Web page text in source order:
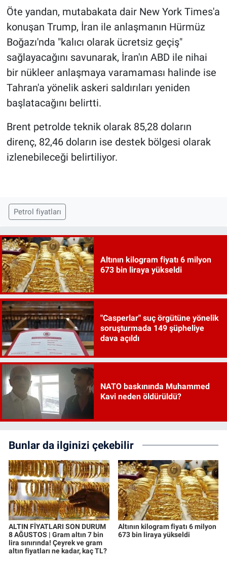
Öte yandan, mutabakata dair New York Times'a
konuşan Trump, İran ile anlaşmanın Hürmüz
Boğazı'nda "kalıcı olarak ücretsiz geçiş"
sağlayacağını savunarak, İran'ın ABD ile nihai
bir nükleer anlaşmaya varamaması halinde ise
Tahran'a yönelik askeri saldırıları yeniden
başlatacağını belirtti.
Brent petrolde teknik olarak 85,28 doların
direnç, 82,46 doların ise destek bölgesi olarak
izlenebileceği belirtiliyor.
Petrol fiyatları
Altının kilogram fiyatı 6 milyon
673 bin liraya yükseldi
"Casperlar" suç örgütüne yönelik
soruşturmada 149 şüpheliye
dava açıldı
NATO baskınında Muhammed
Kavi neden öldürüldü?
Bunlar da ilginizi çekebilir
ALTIN FİYATLARI SON DURUM
8 AĞUSTOS | Gram altın 7 bin
lira sınırında! Çeyrek ve gram
altın fiyatları ne kadar, kaç TL?
Altının kilogram fiyatı 6 milyon
673 bin liraya yükseldi